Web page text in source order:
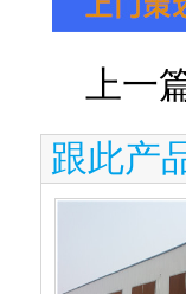
上一
跟此产